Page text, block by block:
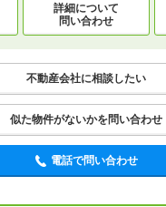
詳細について
問い合わせ
不動産会社に相談したい
似た物件がないかを問い合わせ
電話で問い合わせ